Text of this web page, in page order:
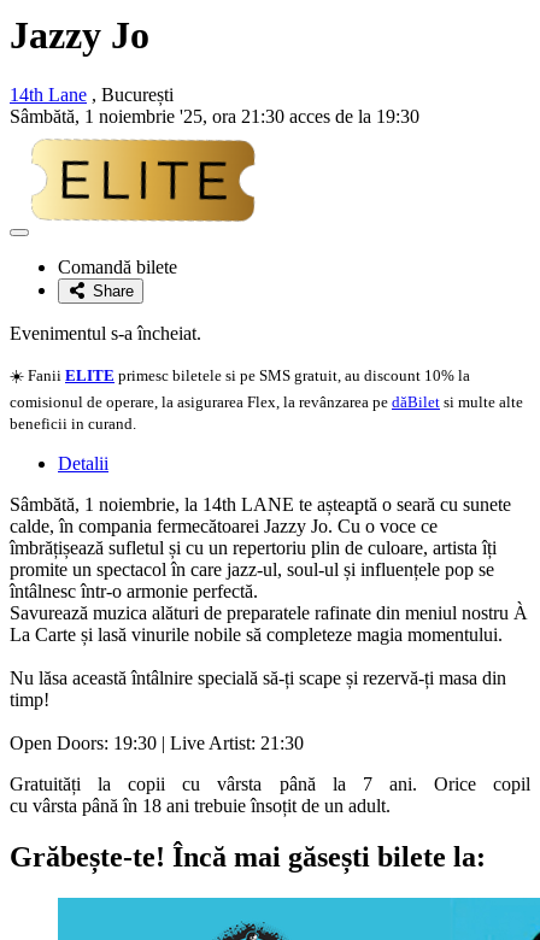
Jazzy Jo
14th Lane , București
Sâmbătă, 1 noiembrie '25, ora 21:30 acces de la 19:30
Adaugă
favoriteComandă bilete
Share
Evenimentul s-a încheiat.
☀️ Fanii ELITE primesc biletele si pe SMS gratuit, au discount 10% la
comisionul de operare, la asigurarea Flex, la revânzarea pe dăBilet si multe alte
beneficii in curand.
Detalii
Sâmbătă, 1 noiembrie, la 14th LANE te așteaptă o seară cu sunete
calde, în compania fermecătoarei Jazzy Jo. Cu o voce ce
îmbrățișează sufletul și cu un repertoriu plin de culoare, artista îți
promite un spectacol în care jazz-ul, soul-ul și influențele pop se
întâlnesc într-o armonie perfectă.
Savurează muzica alături de preparatele rafinate din meniul nostru À
La Carte și lasă vinurile nobile să completeze magia momentului.
Nu lăsa această întâlnire specială să-ți scape și rezervă-ți masa din
timp!
Open Doors: 19:30 | Live Artist: 21:30
Gratuități
la copii cuvârsta până la 7 ani. Orice copil
cu vârsta până în 18 ani trebuieînsoțit de un adult.
Grăbește-te! Încă mai găsești bilete la: